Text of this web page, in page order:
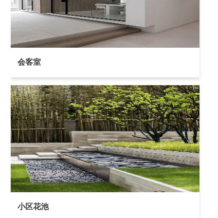
会客室
小区花池